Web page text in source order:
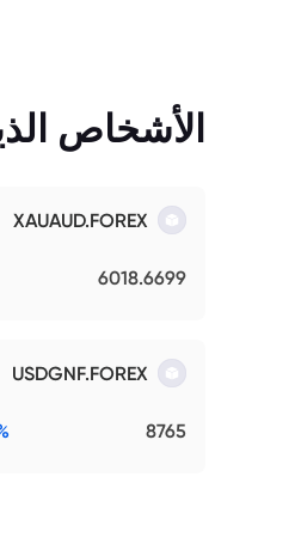
الأشخاص
XAUAUD.FOREX
6018.6699
USDGNF.FOREX
8765